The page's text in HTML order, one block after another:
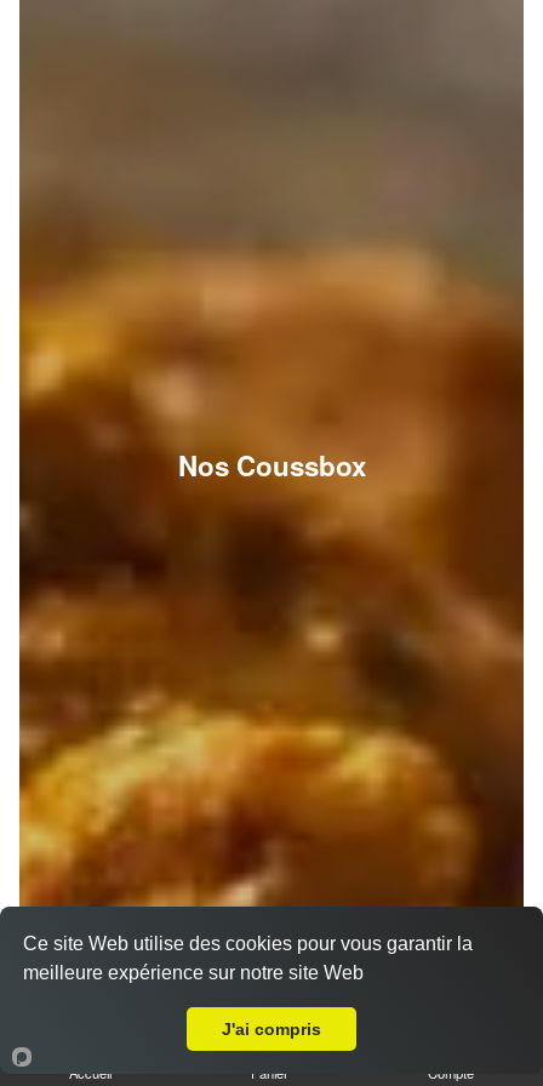
Nos Coussbox
Accueil Panier Compte
Ce site Web utilise des cookies pour vous garantir la
meilleure expérience sur notre site Web
J'ai compris